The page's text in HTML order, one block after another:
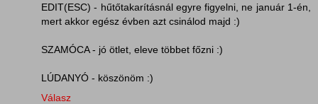
EDIT(ESC) - hűtőtakarításnál egyre figyelni, ne január 1-én,
mert akkor egész évben azt csinálod majd :)
SZAMÓCA - jó ötlet, eleve többet főzni :)
LÚDANYÓ - köszönöm :)
Válasz